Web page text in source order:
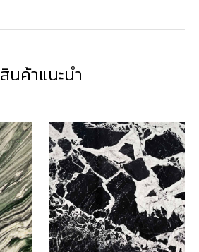
สินค้าแนะนำ